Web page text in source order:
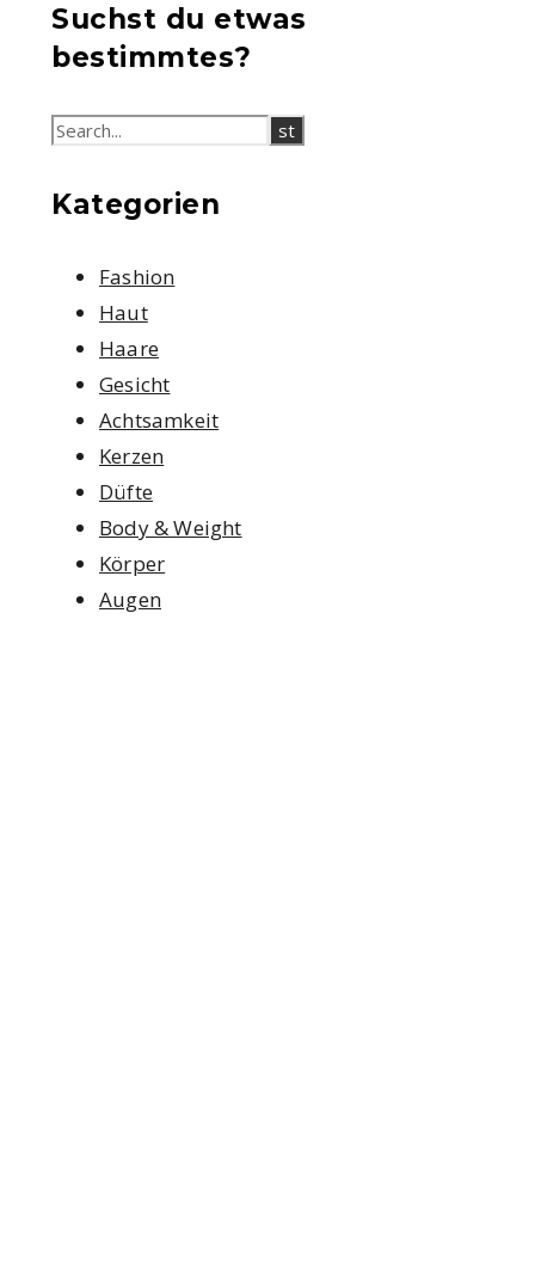
Suchst du etwas
bestimmtes?
Kategorien
Fashion
Haut
Haare
Gesicht
Achtsamkeit
Kerzen
Düfte
Body & Weight
Körper
Augen